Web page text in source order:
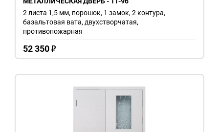
52 350 o
2 листа 1,5 мм, порошок, 1 замок, 2 контура,
базальтовая вата, двухстворчатая,
противопожарная